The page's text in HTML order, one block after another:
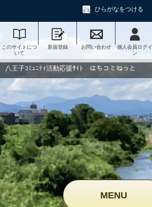
ひらがなをつける
このサイトにつ
いて
新規登録 お問い合わせ
個人会員ログイ
ン
八王子ｺﾐｭﾆﾃｨ活動応援ｻｲﾄ はちコミねっと
MENU